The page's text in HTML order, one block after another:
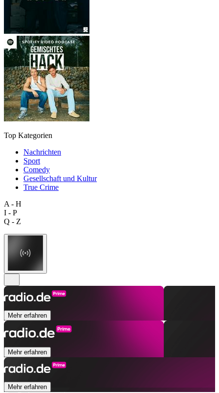
Top Kategorien
Nachrichten
Sport
Comedy
Gesellschaft und Kultur
True Crime
A - H
I - P
Q - Z
Mehr erfahren
Mehr erfahren
Mehr erfahren